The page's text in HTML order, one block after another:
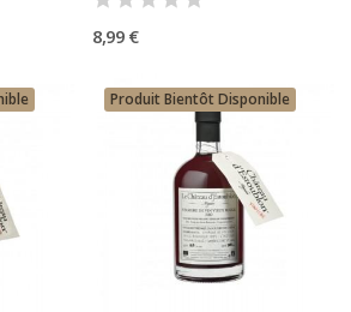
8,99 €
Produit Bientôt Disponible